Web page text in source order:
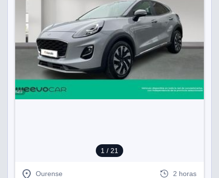
1 / 21
Ourense 2 horas